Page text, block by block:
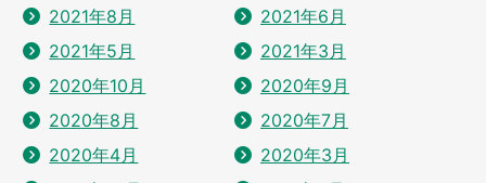
2021年8月
2021年6月
2021年5月
2021年3月
2020年10月
2020年9月
2020年8月
2020年7月
2020年4月
2020年3月